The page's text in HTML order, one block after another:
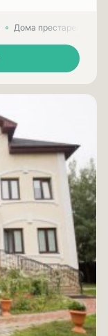
Дома престарелых